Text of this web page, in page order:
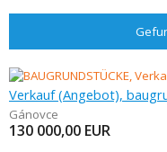
Verkauf (Angebot),
Gánovce
130 000,00 EUR